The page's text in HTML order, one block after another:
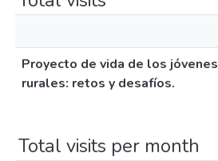
Proyecto de vida de los jóvenes
rurales: retos y desafíos.
Total visits per month